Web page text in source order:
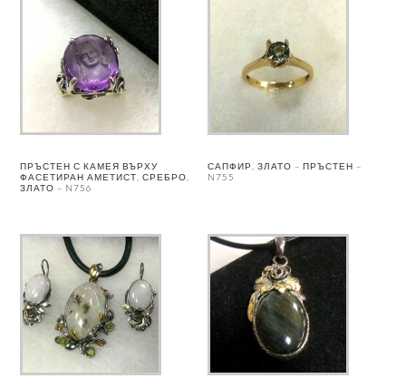
ПРЪСТЕН С КАМЕЯ ВЪРХУ
ФАСЕТИРАН АМЕТИСТ, СРЕБРО,
ЗЛАТО – N756
САПФИР, ЗЛАТО – ПРЪСТЕН –
N755